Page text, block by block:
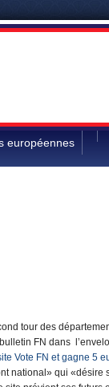
européennes
tour des
FN dans
Vote FN et gagne 5
national» qui «désire